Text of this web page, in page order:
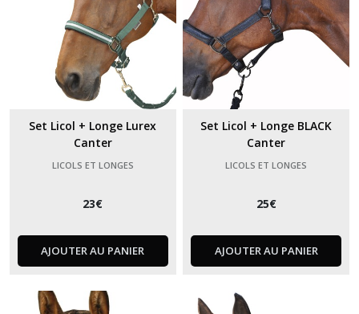
Set Licol + Longe Lurex
Canter
LICOLS ET LONGES
23€
AJOUTER AU PANIER
Set Licol + Longe BLACK
Canter
LICOLS ET LONGES
25€
AJOUTER AU PANIER